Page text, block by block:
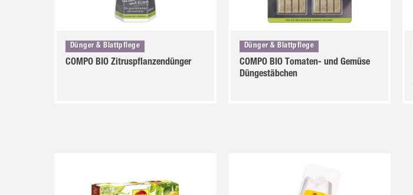
Dünger & Blattpflege
COMPO BIO Zitruspflanzendünger
Dünger & Blattpflege
COMPO BIO Tomaten- und Gemüse
Düngestäbchen